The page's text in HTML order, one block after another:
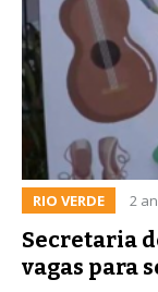
RIO VERDE 2
Secretaria
vagas para